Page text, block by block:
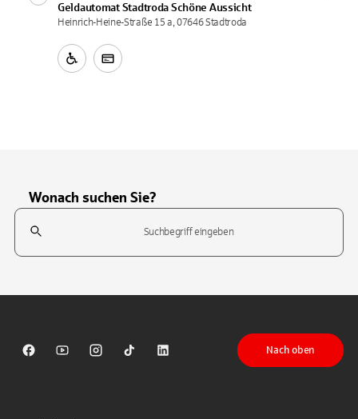
Geldautomat Stadtroda Schöne Aussicht
Heinrich-Heine-Straße 15 a, 07646 Stadtroda
Wonach suchen Sie?
Suchfeld
Sparkasse auf Facebook
Sparkasse auf Youtube
Sparkasse auf Instagram
Sparkasse auf TikTok
Sparkasse auf LinkedIn
Nach oben